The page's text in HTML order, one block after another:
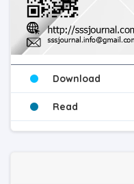
Download
Read